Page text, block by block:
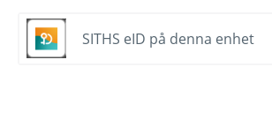
SITHS eID på denna enhet